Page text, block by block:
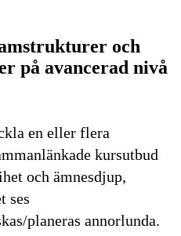
och
på avancerad nivå
en eller flera
kursutbud
och ämnesdjup,
ses
planeras annorlunda.